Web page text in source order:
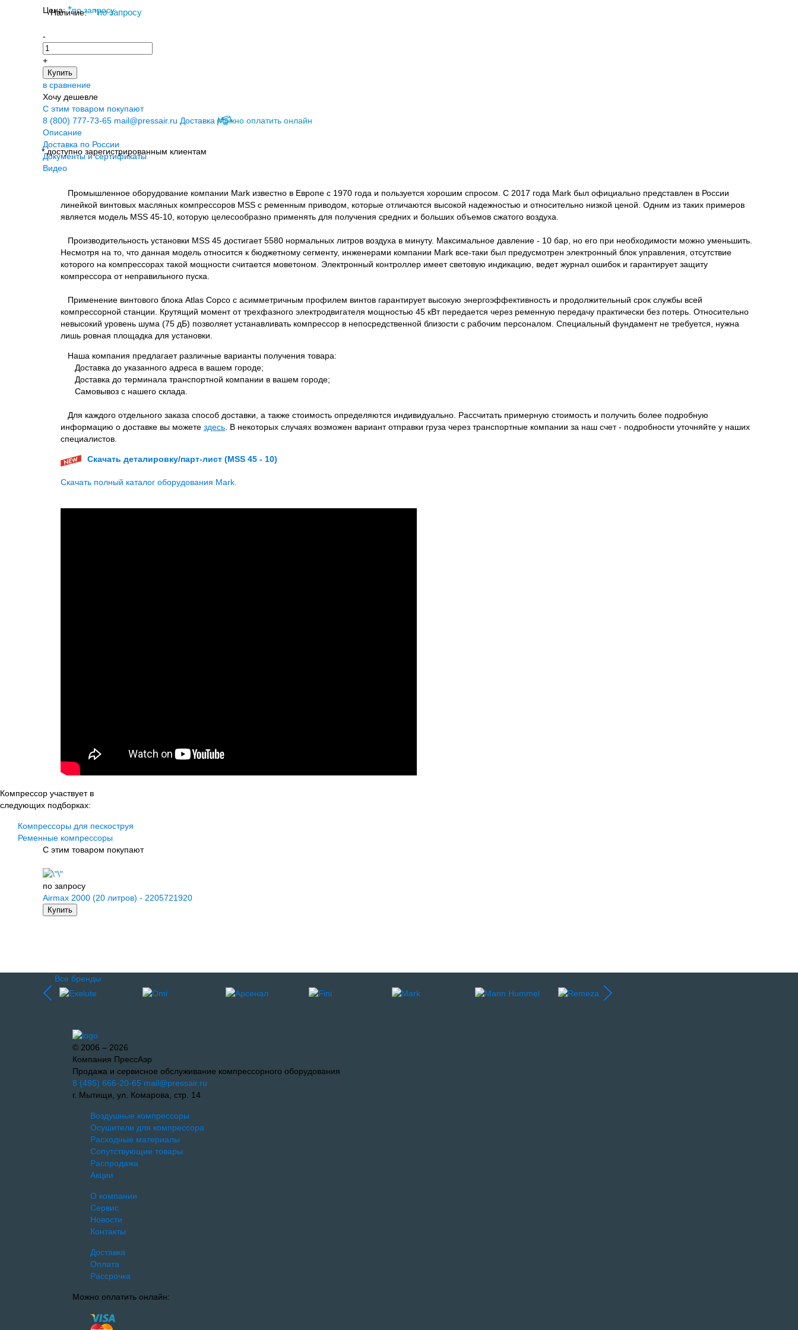
Цена: *по запросу
Наличие: *по запросу
-
+
Купить
в сравнение
Хочу дешевле
С этим товаром покупают
8 (800) 777-73-65 mail@pressair.ru Доставка Можно оплатить онлайн
* доступно зарегистрированным клиентам
Описание
Доставка по России
Документы и сертификаты
Видео
Промышленное оборудование компании Mark известно в Европе с 1970 года и пользуется хорошим спросом. С 2017 года Mark был официально представлен в России
линейкой винтовых масляных компрессоров MSS с ременным приводом, которые отличаются высокой надежностью и относительно низкой ценой. Одним из таких примеров
является модель MSS 45-10, которую целесообразно применять для получения средних и больших объемов сжатого воздуха.
Производительность установки MSS 45 достигает 5580 нормальных литров воздуха в минуту. Максимальное давление - 10 бар, но его при необходимости можно уменьшить.
Несмотря на то, что данная модель относится к бюджетному сегменту, инженерами компании Mark все-таки был предусмотрен электронный блок управления, отсутствие
которого на компрессорах такой мощности считается моветоном. Электронный контроллер имеет световую индикацию, ведет журнал ошибок и гарантирует защиту
компрессора от неправильного пуска.
Применение винтового блока Atlas Copco с асимметричным профилем винтов гарантирует высокую энергоэффективность и продолжительный срок службы всей
компрессорной станции. Крутящий момент от трехфазного электродвигателя мощностью 45 кВт передается через ременную передачу практически без потерь. Относительно
невысокий уровень шума (75 дБ) позволяет устанавливать компрессор в непосредственной близости с рабочим персоналом. Специальный фундамент не требуется, нужна
лишь ровная площадка для установки.
Наша компания предлагает различные варианты получения товара:
Доставка до указанного адреса в вашем городе;
Доставка до терминала транспортной компании в вашем городе;
Самовывоз с нашего склада.
Для каждого отдельного заказа способ доставки, а также стоимость определяются индивидуально. Рассчитать примерную стоимость и получить более подробную
информацию о доставке вы можете здесь . В некоторых случаях возможен вариант отправки груза через транспортные компании за наш счет - подробности уточняйте у наших
специалистов.
Скачать деталировку/парт-лист (MSS 45 - 10)
Скачать полный каталог оборудования Mark.
Компрессор участвует в
следующих подборках:
Компрессоры для пескоструя
Ременные компрессоры
С этим товаром покупают
по запросу
Airmax 2000 (20 литров) - 2205721920
Купить
Все бренды
© 2006 – 2026
Компания ПрессАэр
Продажа и сервисное обслуживание компрессорного оборудования
8 (495) 666-20-65 mail@pressair.ru
г. Мытищи, ул. Комарова, стр. 14
Воздушные компрессоры
Осушители для компрессора
Расходные материалы
Сопутствующие товары
Распродажа
Акции
О компании
Сервис
Новости
Контакты
Доставка
Оплата
Рассрочка
Можно оплатить онлайн: